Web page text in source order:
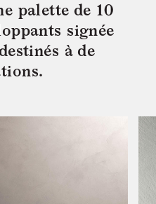
palette de 10
signée
à de